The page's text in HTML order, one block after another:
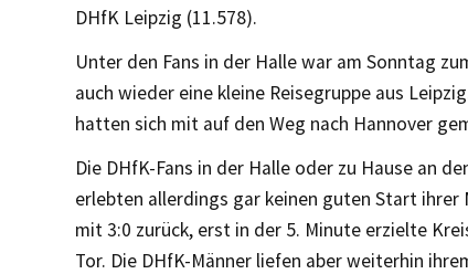
DHfK Leipzig (11.578).
Unter den Fans in der Halle war am Sonntag
auch wieder eine kleine Reisegruppe aus
hatten sich mit auf den Weg nach Hannover
Die DHfK-Fans in der Halle oder zu Hause an
erlebten allerdings gar keinen guten Start ihrer
mit 3:0 zurück, erst in der 5. Minute erzielte
Tor. Die DHfK-Männer liefen aber weiterhin